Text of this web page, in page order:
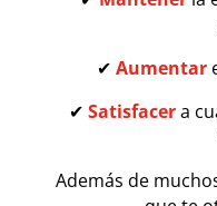
✔Aumentar
✔ Satisfacera
Además de